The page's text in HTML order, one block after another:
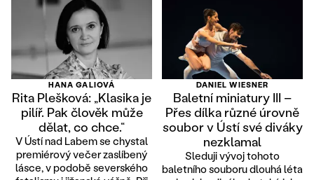
HANA GALIOVÁ
Rita Plešková: „Klasika je
pilíř. Pak člověk může
dělat, co chce.“
V Ústí nad Labem se chystal
premiérový večer zaslíbený
lásce, v podobě severského
DANIEL WIESNER
Baletní miniatury III –
Přes dílka různé úrovně
soubor v Ústí své diváky
nezklamal
Sleduji vývoj tohoto
baletního souboru dlouhá léta